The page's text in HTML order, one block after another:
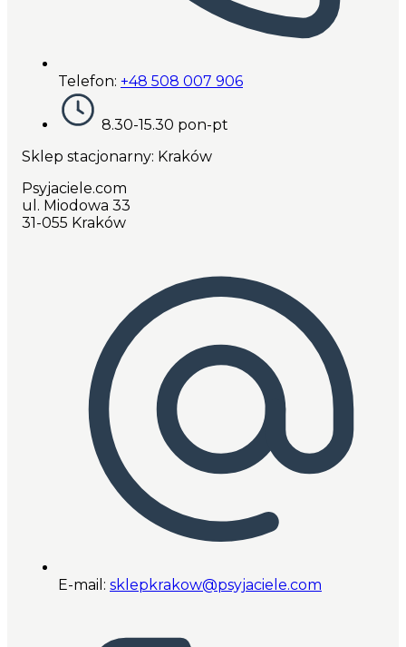
Telefon: +48 508 007 906
8.30-15.30 pon-pt
Sklep stacjonarny: Kraków
Psyjaciele.com
ul. Miodowa 33
31-055 Kraków
E-mail: sklepkrakow@psyjaciele.com